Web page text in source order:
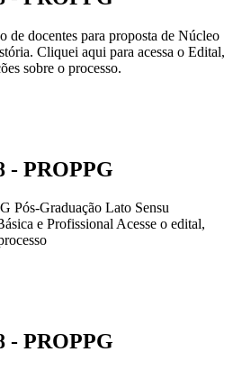
de docentes para proposta de Núcleo
Cliquei aqui para acessa o Edital,
sobre o processo.
- PROPPG
Pós-Graduação Lato Sensu
e Profissional Acesse o edital,
processo
- PROPPG